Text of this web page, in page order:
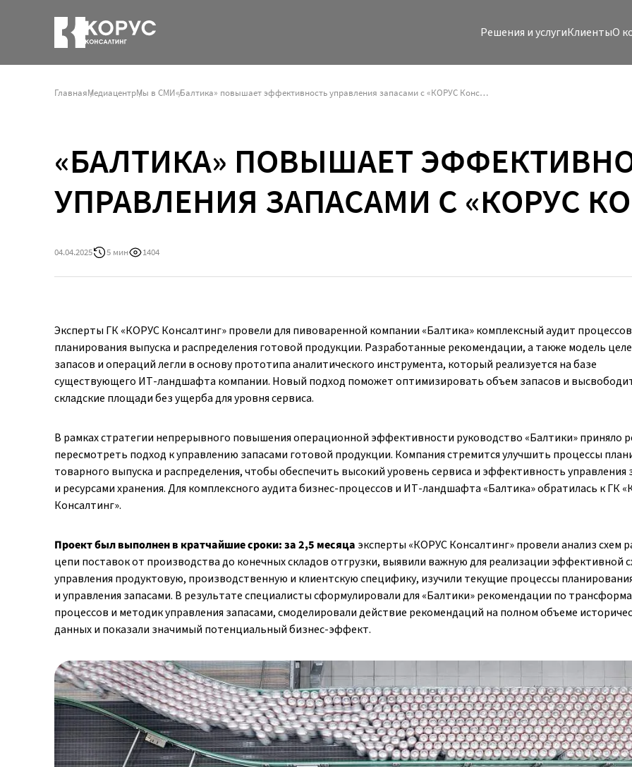
Решения и услугиКлиентыO
ГлавнаяМедиацентрМы в СМИ «Балтика» повышает эффективность управления запасами с «КОРУС Консалтинг»
«БАЛТИКА» ПОВЫШАЕТ
УПРАВЛЕНИЯ ЗАПАСАМИ С «КОРУС
04.04.2025 5 мин 1404
Эксперты ГК «КОРУС Консалтинг» провели для пивоваренной компании «Балтика» комплексный аудит процессов
планирования выпуска и распределения готовой продукции. Разработанные рекомендации, а также модель
запасов и операций легли в основу прототипа аналитического инструмента, который реализуется на базе
существующего ИТ-ландшафта компании. Новый подход поможет оптимизировать объем запасов и
складские площади без ущерба для уровня сервиса.
В рамках стратегии непрерывного повышения операционной эффективности руководство «Балтики» приняло
пересмотреть подход к управлению запасами готовой продукции. Компания стремится улучшить процессы
товарного выпуска и распределения, чтобы обеспечить высокий уровень сервиса и эффективность управления
и ресурсами хранения. Для комплексного аудита бизнес-процессов и ИТ-ландшафта «Балтика» обратилась к ГК
Консалтинг».
Проект был выполнен в кратчайшие сроки: за 2,5 месяца эксперты «КОРУС Консалтинг» провели анализ схем
цепи поставок от производства до конечных складов отгрузки, выявили важную для реализации эффективной
управления продуктовую, производственную и клиентскую специфику, изучили текущие процессы
и управления запасами. В результате специалисты сформулировали для «Балтики» рекомендации по
процессов и методик управления запасами, смоделировали действие рекомендаций на полном объеме
данных и показали значимый потенциальный бизнес-эффект.